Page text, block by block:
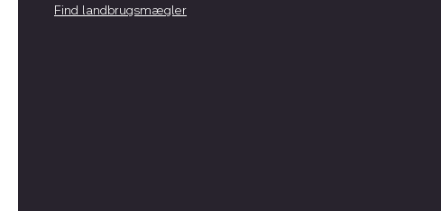
Find landbrugsmægler